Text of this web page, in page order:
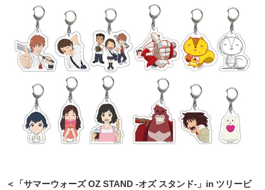
＜「サマーウォーズ OZ STAND -オズ スタンド-」in ツリービ